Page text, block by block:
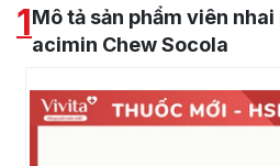
1Mô tả sản phẩm viên
acimin Chew Socola